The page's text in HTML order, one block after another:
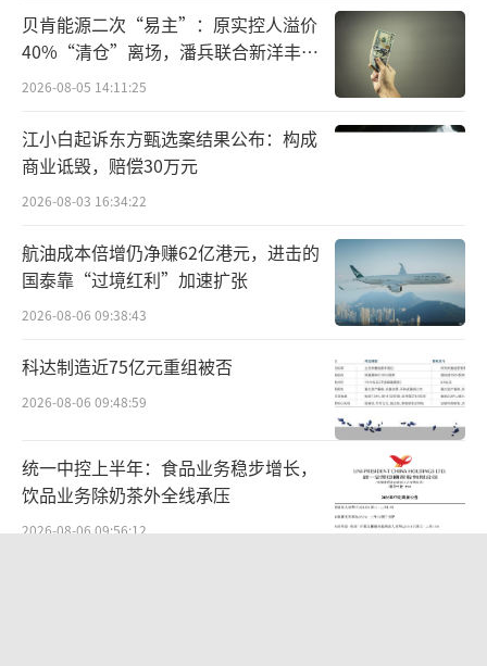
Choice数据显示，截至2025年6月底，全
市场科创信用债存量已突破2万亿元大关，其中
在交易所市场发行的科创公司债规模达到1.35
万亿元，占据主体地位。
其次，为促进科创债市场发展，监管部门
多措并举：明确政策支持方向、设立“即报即
审”绿色通道、优化信息披露要求、减免发行
登记服务费用。
这些有力措施有效推动了科创债发行的扩
容进程，为科创债ETF未来规模的壮大打下了坚
实的底层资产基础。
科创债ETF指数投资价值浅析
本次发售的科创债ETF所跟踪的三个指数在
贝肯能源二次“易主”：原实控人溢价
40%“清仓”离场，潘兵联合新洋丰、
宏科百世拟入主
2026-08-05 14:11:25
江小白起诉东方甄选案结果公布：构成
商业诋毁，赔偿30万元
2026-08-03 16:34:22
航油成本倍增仍净赚62亿港元，进击的
国泰靠“过境红利”加速扩张
2026-08-06 09:38:43
科达制造近75亿元重组被否
2026-08-06 09:48:59
统一中控上半年：食品业务稳步增长，
饮品业务除奶茶外全线承压
2026-08-06 09:56:12